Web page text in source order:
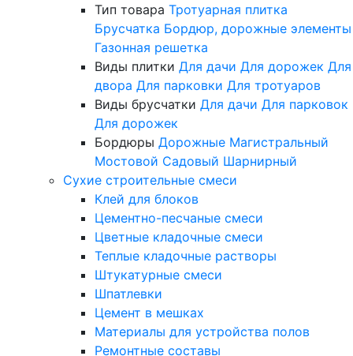
Тип товара Тротуарная плитка
Брусчатка Бордюр, дорожные элементы
Газонная решетка
Виды плитки Для дачи Для дорожек Для
двора Для парковки Для тротуаров
Виды брусчатки Для дачи Для парковок
Для дорожек
Бордюры Дорожные Магистральный
Мостовой Садовый Шарнирный
Сухие строительные смеси
Клей для блоков
Цементно-песчаные смеси
Цветные кладочные смеси
Теплые кладочные растворы
Штукатурные смеси
Шпатлевки
Цемент в мешках
Материалы для устройства полов
Ремонтные составы